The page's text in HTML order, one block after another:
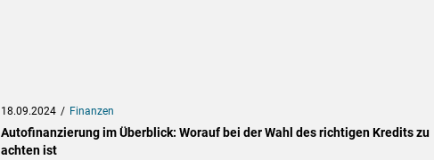
18.09.2024 Finanzen
Autofinanzierung im Überblick: Worauf bei der Wahl des richtigen Kredits zu
achten ist